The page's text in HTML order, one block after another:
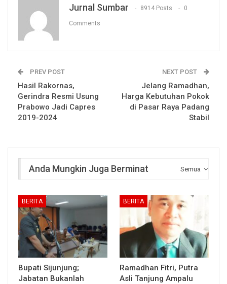
Jurnal Sumbar 8914 Posts 0
Comments
PREV POST
Hasil Rakornas,
Gerindra Resmi Usung
Prabowo Jadi Capres
2019-2024
NEXT POST
Jelang Ramadhan,
Harga Kebutuhan Pokok
di Pasar Raya Padang
Stabil
Semua
Anda Mungkin Juga Berminat
BERITA
Bupati Sijunjung;
Jabatan Bukanlah
BERITA
Ramadhan Fitri, Putra
Asli Tanjung Ampalu